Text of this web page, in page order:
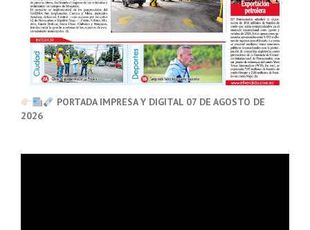
PORTADA IMPRESA Y DIGITAL 07 DE AGOSTO DE
2026